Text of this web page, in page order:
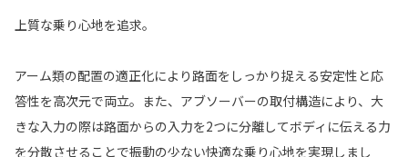
上質な乗り心地を追求。
アーム類の配置の適正化により路面をしっかり捉える安定性と応
答性を高次元で両立。また、アブソーバーの取付構造により、大
きな入力の際は路面からの入力を2つに分離してボディに伝える力
を分散させることで振動の少ない快適な乗り心地を実現しまし